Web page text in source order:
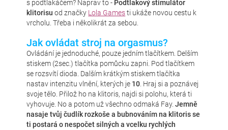
s podtlakáčem? Naprav to - Podtlakový stimulátor
klitorisu od značky Lola Gamesti ukáže novou cestu k
vrcholu. Třeba i několikrát za sebou.
Jak ovládat stroj na orgasmus?
Ovládání je jednoduché, pouze jedním tlačítkem. Delším
stiskem (2sec.) tlačítka pomůcku zapni. Pod tlačítkem
se rozsvítí dioda. Dalším krátkým stiskem tlačítka
nastav intenzitu vlnění, kterých je 10. Hraj si a poznávej
svoje tělo. Přilož ho na klitoris, najdi si polohu, která ti
vyhovuje. No a potom už všechno odmaká Fay.Jemně
nasaje tvůj čudlík rozkoše a bubnováním na klitoris se
ti postará o nespočet silných a vcelku rychlých